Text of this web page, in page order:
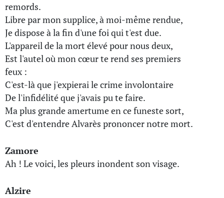
remords.
Libre par mon supplice, à moi-même rendue,
Je dispose à la fin d'une foi qui t'est due.
L'appareil de la mort élevé pour nous deux,
Est l'autel où mon cœur te rend ses premiers
feux :
C'est-là que j'expierai le crime involontaire
De l'infidélité que j'avais pu te faire.
Ma plus grande amertume en ce funeste sort,
C'est d'entendre Alvarès prononcer notre mort.
Zamore
Ah ! Le voici, les pleurs inondent son visage.
Alzire